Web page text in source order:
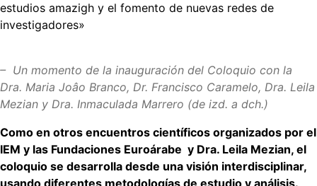
estudios amazigh y el fomento de nuevas redes de
investigadores»
– Un momento de la inauguración del Coloquio con la
Dra. Maria Joâo Branco, Dr. Francisco Caramelo, Dra. Leila
Mezian y Dra. Inmaculada Marrero (de izd. a dch.)
Como en otros encuentros científicos organizados por el
IEM y las Fundaciones Euroárabe y Dra. Leila Mezian, el
coloquio se desarrolla desde una visión interdisciplinar,